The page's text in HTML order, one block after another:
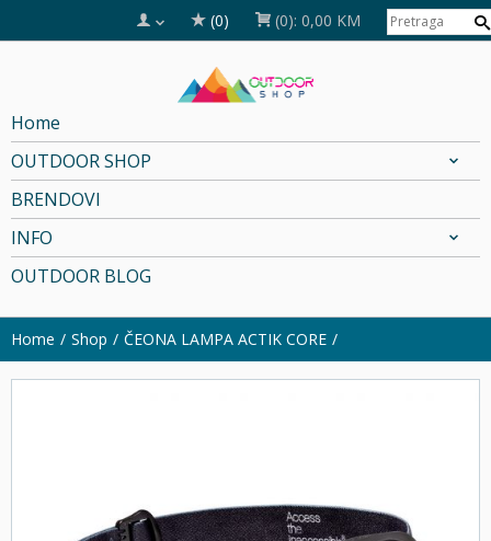
(0) (0): 0,00 KM
Home
OUTDOOR SHOP
BRENDOVI
INFO
OUTDOOR BLOG
Home Shop ČEONA LAMPA ACTIK CORE